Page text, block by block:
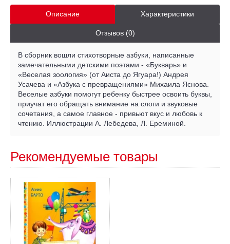
Описание Характеристики
Отзывов (0)
В сборник вошли стихотворные азбуки, написанные
замечательными детскими поэтами - «Букварь» и
«Веселая зоология» (от Аиста до Ягуара!) Андрея
Усачева и «Азбука с превращениями» Михаила Яснова.
Веселые азбуки помогут ребенку быстрее освоить буквы,
приучат его обращать внимание на слоги и звуковые
сочетания, а самое главное - привьют вкус и любовь к
чтению. Иллюстрации А. Лебедева, Л. Ереминой.
Рекомендуемые товары